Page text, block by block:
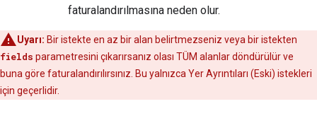
faturalandırılmasına neden olur.
Uyarı: Bir istekte en az bir alan belirtmezseniz veya bir istekten
fields parametresini çıkarırsanız olası TÜM alanlar döndürülür ve
buna göre faturalandırılırsınız. Bu yalnızca Yer Ayrıntıları (Eski) istekleri
için geçerlidir.